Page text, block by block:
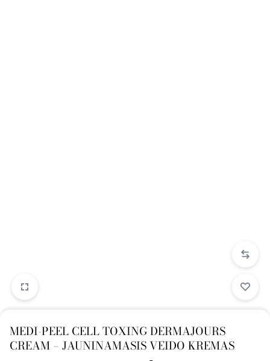
MEDI-PEEL CELL TOXING DERMAJOURS
CREAM – JAUNINAMASIS VEIDO KREMAS